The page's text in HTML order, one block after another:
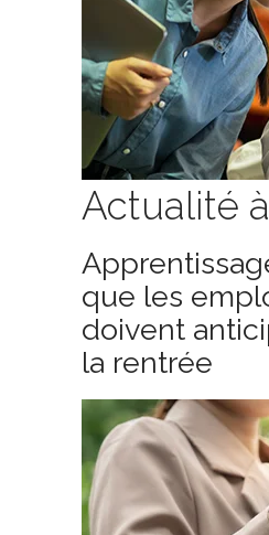
Actualité
que les
doivent
la rentrée